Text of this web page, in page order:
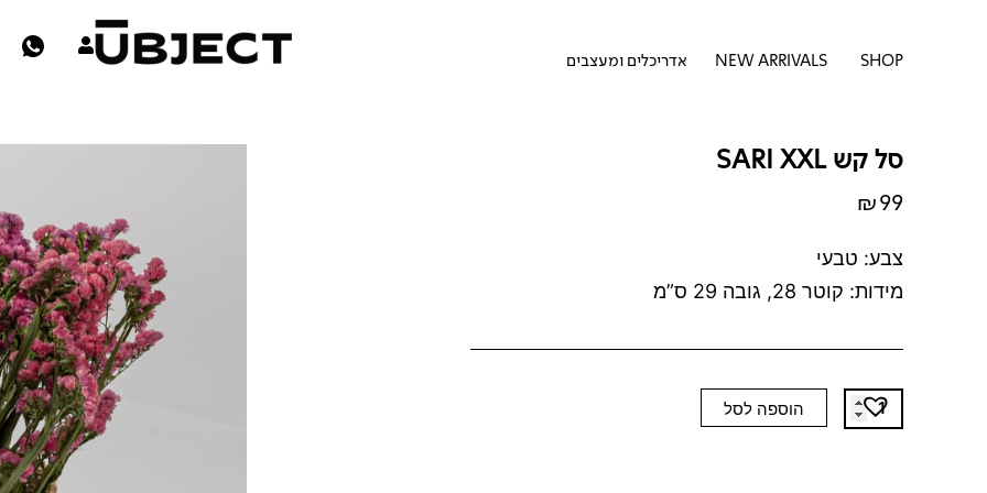
SHOP פתח SHOPNEW ARRIVALS אדריכלים ומעצבים
סל קש SARI XXL
₪99
צבע: טבעי
מידות: קוטר 28, גובה 29 ס”מ
כמות
של
הוספה לסל